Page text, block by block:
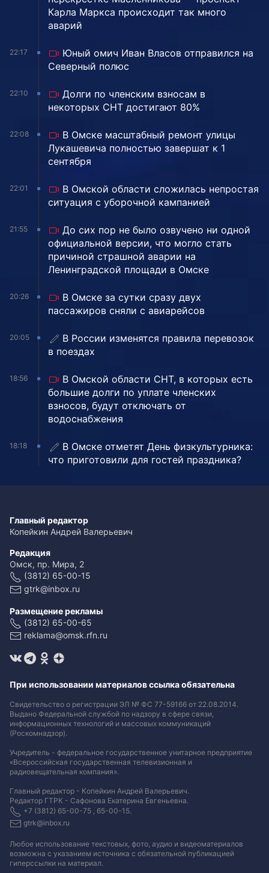
Карла Маркса происходит так много
аварий
22:17
Юный омич Иван Власов отправился на
Северный полюс
22:10
Долги по членским взносам в
некоторых СНТ достигают 80%
22:08
В Омске масштабный ремонт улицы
Лукашевича полностью завершат к 1
сентября
22:01
В Омской области сложилась непростая
ситуация с уборочной кампанией
21:55
До сих пор не было озвучено ни одной
официальной версии, что могло стать
причиной страшной аварии на
Ленинградской площади в Омске
20:26
В Омске за сутки сразу двух
пассажиров сняли с авиарейсов
20:05
В России изменятся правила перевозок
в поездах
18:56
В Омской области СНТ, в которых есть
большие долги по уплате членских
взносов, будут отключать от
водоснабжения
18:18
В Омске отметят День физкультурника:
что приготовили для гостей праздника?
Главный редактор
Копейкин Андрей Валерьевич
Редакция
Омск, пр. Мира, 2
(3812) 65-00-15
gtrk@inbox.ru
Размещение рекламы
(3812) 65-00-65
reklama@omsk.rfn.ru
При использовании материалов ссылка обязательна
Свидетельство о регистрации ЭЛ № ФС 77-59166 от 22.08.2014.
Выдано Федеральной службой по надзору в сфере связи,
информационных технологий и массовых коммуникаций
(Роскомнадзор).
Учредитель - федеральное государственное унитарное предприятие
«Всероссийская государственная телевизионная и
радиовещательная компания».
Главный редактор - Копейкин Андрей Валерьевич.
Редактор ГТРК - Сафонова Екатерина Евгеньевна.
+7 (3812) 65-00-75 , 65-00-15.
gtrk@inbox.ru
Любое использование текстовых, фото, аудио и видеоматериалов
возможна с указанием источника с обязательной публикацией
гиперссылки на материал.